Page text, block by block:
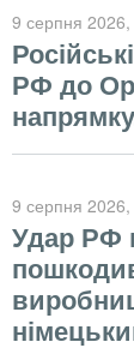
9 серпня 2026
РФ до
9 серпня 2026
Удар РФ